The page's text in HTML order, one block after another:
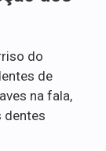
do
de
na fala,
dentes